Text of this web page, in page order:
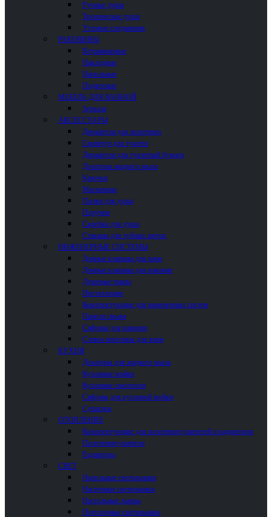
Ручные души
Тропические души
Угловые соединения
РАКОВИНЫ
Встраиваемые
Накладные
Напольные
Подвесные
МЕБЕЛЬ ДЛЯ ВАННОЙ
Зеркала
АКСЕССУАРЫ
Держатели для полотенец
Гарнитур для туалета
Держатели для туалетной бумаги
Дозаторы жидкого мыла
Крючки
Мыльницы
Полки для душа
Поручни
Скребки для душа
Стаканы для зубных щеток
ИНЖЕНЕРНЫЕ СИСТЕМЫ
Донные клапаны для ванн
Донные клапаны для раковин
Душевые трапы
Инсталляции
Комплектующие для инженерных систем
Панели смыва
Сифоны для раковин
Сливы-переливы для ванн
КУХНЯ
Дозаторы для жидкого мыла
Кухонные мойки
Кухонные смесители
Сифоны для кухонной мойки
Сушилки
ОТОПЛЕНИЕ
Комплектующие для полотенцесушителей и радиаторов
Полотенцесушители
Радиаторы
СВЕТ
Напольные светильники
Настенные светильники
Настольные лампы
Потолочные светильники